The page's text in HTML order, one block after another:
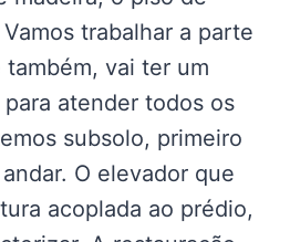
trabalhar a parte
vai ter um
atender todos os
subsolo, primeiro
O elevador que
acoplada ao prédio,